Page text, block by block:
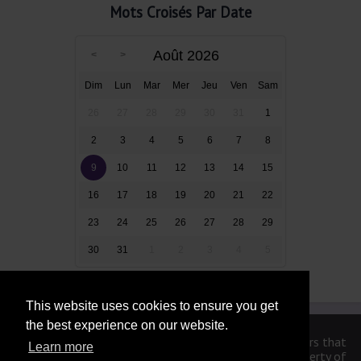
This website uses cookies to ensure you get
the best experience on our website.
Learn more
Mots Croisés Par Date
Août 2026
Dim Lun Mar Mer Jeu Ven Sam
1
2 3 4 5 6 7 8
9 10 11 12 13 14 15
16 17 18 19 20 21 22
23 24 25 26 27 28 29
30 31
We are in no way affiliated or endorsed by the publishers that
have created the games. All images and logos are property of